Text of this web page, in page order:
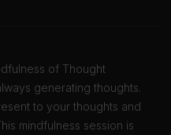
of Thought
generating thoughts.
to your thoughts and
mindfulness session is